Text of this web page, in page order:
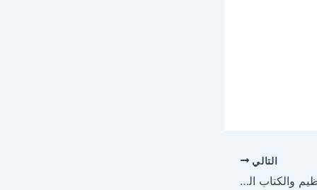
التالي
كتاب نظرية الإنفجار العظيم والكتاب المقدس – أ/ هنرى ناجى فوزى